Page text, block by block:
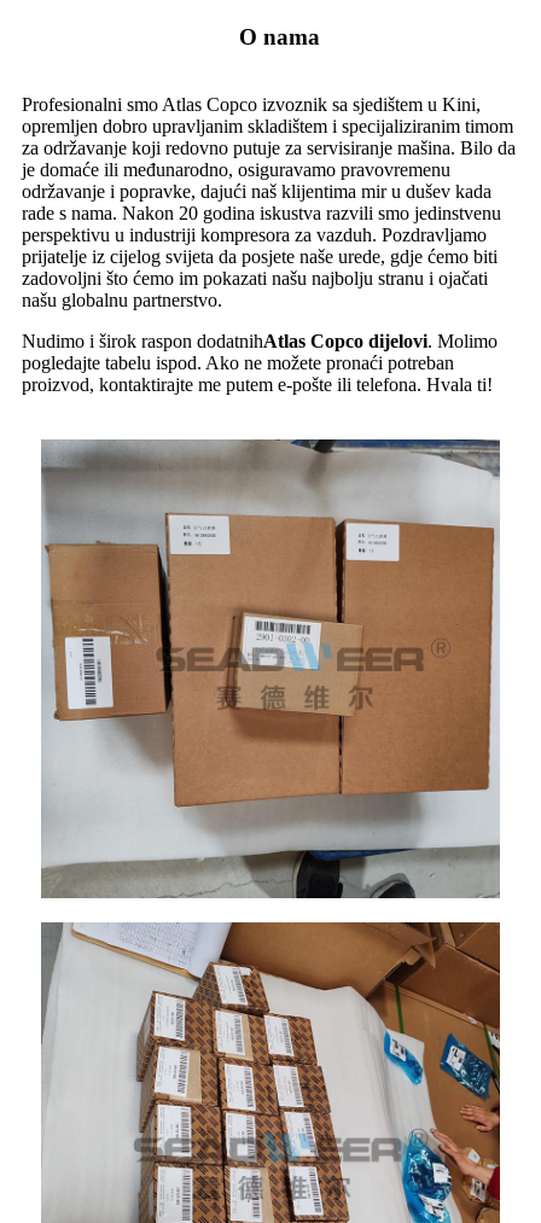
O nama
Profesionalni smo Atlas Copco izvoznik sa sjedištem u Kini,
opremljen dobro upravljanim skladištem i specijaliziranim timom
za održavanje koji redovno putuje za servisiranje mašina. Bilo da
je domaće ili međunarodno, osiguravamo pravovremenu
održavanje i popravke, dajući naš klijentima mir u dušev kada
rade s nama. Nakon 20 godina iskustva razvili smo jedinstvenu
perspektivu u industriji kompresora za vazduh. Pozdravljamo
prijatelje iz cijelog svijeta da posjete naše urede, gdje ćemo biti
zadovoljni što ćemo im pokazati našu najbolju stranu i ojačati
našu globalnu partnerstvo.
Nudimo i širok raspon dodatnihAtlas Copco dijelovi. Molimo
pogledajte tabelu ispod. Ako ne možete pronaći potreban
proizvod, kontaktirajte me putem e-pošte ili telefona. Hvala ti!